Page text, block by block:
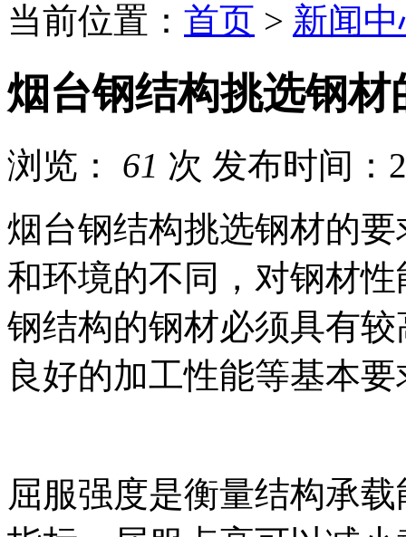
当前位置： 首页 > 新闻
烟台钢结构挑选钢材
浏览： 61 次 发布时间：
烟台钢结构挑选钢材的
和环境的不同，对钢材
钢结构的钢材必须具有
良好的加工性能等基本要
屈服强度是衡量结构承